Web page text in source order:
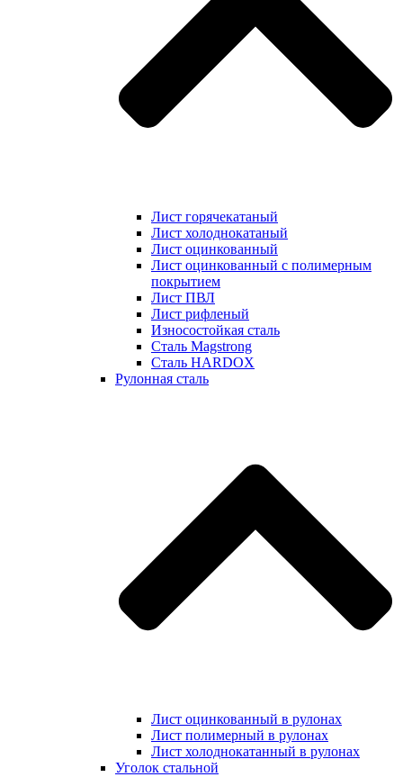
Лист горячекатаный
Лист холоднокатаный
Лист оцинкованный
Лист оцинкованный с полимерным
покрытием
Лист ПВЛ
Лист рифленый
Износостойкая сталь
Сталь Magstrong
Сталь HARDOX
Рулонная сталь
Лист оцинкованный в рулонах
Лист полимерный в рулонах
Лист холоднокатанный в рулонах
Уголок стальной